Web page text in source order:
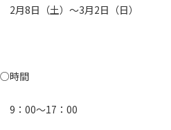
2月8日（土）～3月2日（日）
○時間
9：00～17：00